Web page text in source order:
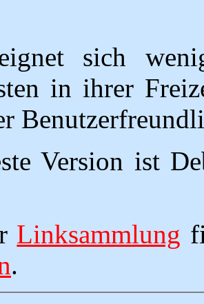
sich
in ihrer
Version ist
Linksammlung
.